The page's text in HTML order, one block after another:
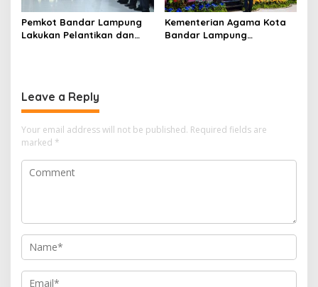
Pemkot Bandar Lampung
Lakukan Pelantikan dan
Kementerian Agama Kota
Bandar Lampung
Leave a Reply
Your email address will not be published. Required fields are
marked *